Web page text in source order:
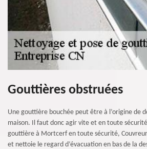
Gouttières obstruées
Une gouttière bouchée peut être à l’origine de
maison. Il faut donc agir vite et en toute
gouttière à Mortcerf en toute sécurité,
et nettoie le regard d’évacuation en bas de la